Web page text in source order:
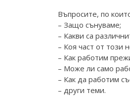
Въпросите, по
– Защо сънуваме;
– Какви са
– Коя част от този
– Как работим
– Може ли само
– Как да работим
– други теми.